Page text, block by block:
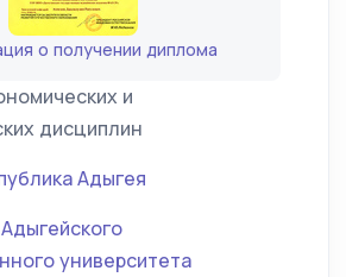
о получении диплома
и
дисциплин
Адыгея
университета